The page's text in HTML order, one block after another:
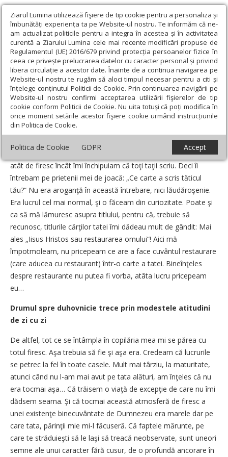
Ziarul Lumina utilizează fişiere de tip cookie pentru a personaliza și
îmbunătăți experiența ta pe Website-ul nostru. Te informăm că ne-
am actualizat politicile pentru a integra în acestea și în activitatea
curentă a Ziarului Lumina cele mai recente modificări propuse de
Regulamentul (UE) 2016/679 privind protecția persoanelor fizice în
ceea ce privește prelucrarea datelor cu caracter personal și privind
libera circulație a acestor date. Înainte de a continua navigarea pe
Website-ul nostru te rugăm să aloci timpul necesar pentru a citi și
înțelege conținutul Politicii de Cookie. Prin continuarea navigării pe
Website-ul nostru confirmi acceptarea utilizării fişierelor de tip
cookie conform Politicii de Cookie. Nu uita totuși că poți modifica în
orice moment setările acestor fişiere cookie urmând instrucțiunile
din Politica de Cookie.
Politica de Cookie GDPR Accept
Ziarul Lumina › Opinii › Repere și idei › Firesc şi excepţie
Firesc şi excepţie
Un articol de:Lidia Stăniloae
Când eram copil, ştiam că „tata scrie cărţi“. Era un lucru firesc,
atât de firesc încât îmi închipuiam că toţi taţii scriu. Deci îi
întrebam pe prietenii mei de joacă: „Ce carte a scris tăticul
tău?“ Nu era aroganţă în această întrebare, nici lăudăroşenie.
Era lucrul cel mai normal, şi o făceam din curiozitate. Poate şi
ca să mă lămuresc asupra titlului, pentru că, trebuie să
recunosc, titlurile cărţilor tatei îmi dădeau mult de gândit: Mai
ales „Iisus Hristos sau restaurarea omului“! Aici mă
împotmoleam, nu pricepeam ce are a face cuvântul restaurare
(care aducea cu restaurant) într-o carte a tatei. Bineînţeles
despre restaurante nu putea fi vorba, atâta lucru pricepeam
eu…
Drumul spre duhovnicie trece prin modestele atitudini
de zi cu zi
De altfel, tot ce se întâmpla în copilăria mea mi se părea cu
totul firesc. Aşa trebuia să fie şi aşa era. Credeam că lucrurile
se petrec la fel în toate casele. Mult mai târziu, la maturitate,
atunci când nu l-am mai avut pe tata alături, am înţeles că nu
era tocmai aşa… Că trăisem o viaţă de excepţie de care nu îmi
dădsem seama. Şi că tocmai această atmosferă de firesc a
unei existenţe binecuvântate de Dumnezeu era marele dar pe
care tata, părinţii mie mi-l făcuseră. Că faptele mărunte, pe
care te străduieşti să le laşi să treacă neobservate, sunt uneori
semne ale unui caracter fără cusur, de o profundă ancorare în